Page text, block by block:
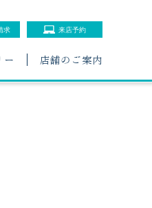
求 来店予約
ー 店舗のご案内